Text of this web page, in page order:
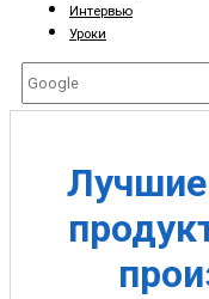
Интервью
Уроки